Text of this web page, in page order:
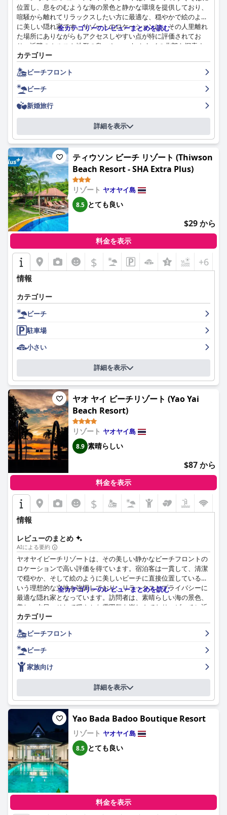
リゾートの際立った特徴は、その卓越したスタッフです。訪問者
は、チームのフレンドリーさ、親切さ、気配りを頻繁に言及しま
す。主要スタッフへの特別な言及は、卓越したサービスを強調
し、温かく歓迎的な雰囲気を作り出しています。スタッフがアク
ティビティを効率的に組織することで、ゲスト体験がさらに豊か
になります。
Wi-Fiサービスについては、良好な接続を体験したゲストもいれ
ば、速度と信頼性の問題に遭遇したゲストもおり、評価が分かれ
ているため、全体的な体験は十分にポジティブです。
リゾートのスパサービスは、特に屋外シャワーの素晴らしさと高
品質のマッサージが高く評価されています。手頃な価格と豊富な
種類のトリートメント、そしてビーチフロントレストランでの楽
しい食事体験が、スパの魅力を高めています。
プール体験は多様で、ヴィラのプライベートプールはその広さと
清潔さが高く評価されています。ただし、メインプールは、改修
とメンテナンスの改善が必要であると指摘されています。
Elixir Resortのプライベートビーチは、手つかずの静かな安息の地
であり、清潔さ、柔らかな砂、そして息を呑むような夕日の眺め
で好評を博しています。何人かのゲストは、岩場の多い海や時折
クラゲがいることを指摘しましたが、これらの小さな懸念は全体
的な体験を大きく損なうものではありません。
家族連れは、リゾートが特に親切で、スタッフが子供に優しい態
度を示し、広々としたヴィラが安全でリラックスした環境を提供
な環境は、家族の絆を深め、リラックスするのに最適です。
要するに、
Yao Yai - SHA Plus)
は、卓越したサービス、美味しい料理、豪華な
宿泊施設、そして静かなビーチフロントという環境で、格別で静
かな隠れ家を提供します。平和で思い出に残る休暇を求めるカッ
位置し、息をのむような海の景色と静かな環境を提供しており、
喧騒から離れてリラックスしたい方に最適な、穏やかで絵のよう
に美しい隠れ家です。リゾートのロケーションは、その人里離れ
た場所にありながらもアクセスしやすい点が特に評価されてお
り、近隣のカルスト地形の島々やコー ヤオ ヤイの北部を探索す
るのに最適な拠点となっています。バンチョンラット桟橋や地元
のショッピング施設へのアクセスも容易で、静かな隠れ家と村の
生活の魅力を兼ね備えています。
バーン タラニャの朝食は概ね好評で、ビュッフェ形式と作りたて
の両方を含む、多様でボリュームのあるセレクションが特徴で
す。ゲストは、景色を楽しみながらビーチで食事を楽しめる点を
高く評価しています。一部のレビューでは、セレクションやタイ
ミングの改善の余地があることが示唆されていますが、全体的な
体験はポジティブで、多くの人がその品質と多様性を称賛してい
ます。
リゾートのレストランでの食事は、賛否両論あります。食事、特
にヨーロッパ料理とタイ料理は、一般的にその品質と風味が高く
評価されていますが、一部のゲストはタイの物価にしては少し高
いと感じています。桟橋と海を見渡せるレストランの雰囲気は、
食事体験を向上させますが、サービスの低下や手際の悪さが指摘
されることもあります。バラエティを求めたり、より予算に優し
い選択肢を求めている方には、近くの別の飲食店が推奨されま
バーン タラニャの客室は、清潔で広々としており、モダンな設備
が整っている点が際立っています。内装は、伝統的なタイの要素
とモダンな快適さを融合させており、多くの客室には、海または
庭園の素晴らしい景色を望む素敵なテラスが付いています。一部
の客室からの直接プールアクセスと快適なベッドは、リラックス
した滞在に貢献しています。硬さに関する報告もありますが、寝
具は概ね肯定的な評価を受けています。
清潔さとメンテナンスは賞賛に値し、ゲストは手入れの行き届い
た客室と美しく整理された敷地を頻繁に指摘しています。清掃さ
れていないコップやビーチの汚染など、いくつかの小さな問題が
言及されていますが、全体的な好印象を大きく損なうものではあ
バーン タラニャのスタッフは、そのフレンドリーさと親切さで際
立っており、行き届いたサービスでゲストの体験を常に向上させ
ています。コミュニケーションの問題が発生することもあります
が、スタッフの温かく歓迎的な態度は、リゾートの魅力を大きく
高めています。
リゾートは、まともなWi-Fi接続を提供していますが、体験は様々
です。安定した強力な接続を報告するゲストもいれば、特にホテ
ルの一部のエリアで速度と信頼性の問題に遭遇するゲストもいま
す。
バーン タラニャのスイミングプールは、その清潔さと広さが高く
評価されており、プライベートでリラックスした体験を提供する
ことがよくあります。手入れの行き届いたプールエリアは、リゾ
ートのビーチへの近さと相まって、ゲストにとって魅力的な環境
を作り出しています。
ビーチフロントのロケーションも魅力で、美しい景色と静かな環
境を提供し、魅力的なビーチバーとレストランがそれを高めてい
ます。ただし、ビーチ自体は、ゴミや潮の状態により、水泳には
あまり適していないと説明されることもあります。より良いビー
チ体験のためには、海岸沿いをさらに探索することをお勧めしま
す。
要するに、バーン タラニャ コー ヤオ ヤイ リゾートは、快適な宿
泊施設、フレンドリーなサービス、楽しいアメニティを備えた、
平和で風光明媚な隠れ家を提供しています。改善の余地がある分
野、特に食事と特定のビーチの側面がありますが、全体的な体験
はポジティブであり、海のそばでのリラックスした休暇を求める
人に好まれる選択肢となっています。
全カテゴリーのレビューまとめを読む
カテゴリー
ビーチフロント
ビーチ
新婚旅行
詳細を表示
ティウソン ビーチ リゾート (Thiwson
Beach Resort - SHA Extra Plus)
リゾート ヤオヤイ島
8.5 とても良い
$29 から
料金を表示
$ +6
情報
カテゴリー
ビーチ
駐車場
小さい
詳細を表示
ヤオ ヤイ ビーチリゾート (Yao Yai
Beach Resort)
リゾート ヤオヤイ島
8.9 素晴らしい
$87 から
料金を表示
$
情報
レビューのまとめ
AIによる要約
ヤオヤイビーチリゾートは、その美しい静かなビーチフロントの
ロケーションで高い評価を得ています。宿泊客は一貫して、清潔
で穏やか、そして絵のように美しいビーチに直接位置していると
いう理想的な立地を強調しており、リラックスとプライバシーに
最適な隠れ家となっています。訪問者は、素晴らしい海の景色、
美しい夕日、そして穏やかな雰囲気を楽しんでおり、ビーチに近
いことから、透き通った海と島の自然の美しさへのアクセスも容
易です。リゾートはまた、手配の行き届いたフレンドリーなスタ
ッフによって強化された、小旅行やシュノーケリングの冒険に便
利な拠点としても機能します。
リゾートのダイニングオプションは好評で、朝食はビーチサイド
の美しい景色の中で楽しめる点で賞賛されています。メニューは
限られていますが、新鮮でおいしい食事が高く評価されていま
す。夕食はより充実した料理体験を提供し、ゲストは手頃な価格
のおいしいタイ料理にしばしば満足しています。ビーチで食事を
する機会は全体的な魅力を高めますが、高価格やメニューの種類
の必要性についての言及も時々あります。
ゲストは、リゾートの客室が快適で広々としており、清潔である
と感じています。多くの客室には、素晴らしい海の景色を望む大
きなバルコニーまたはテラスが付いています。プライベートプー
ルまたは共有プールへの直接アクセスは特に際立っており、贅沢
な雰囲気に貢献しています。客室の古い基準や時折のメンテナン
スの問題についての言及もありますが、一般的なフィードバック
は、行き届いたハウスキーピングによってサポートされている、
宿泊施設の快適さと清潔さを強調しています。
全カテゴリーのレビューまとめを読む
カテゴリー
ビーチフロント
ビーチ
家族向け
詳細を表示
Yao Bada Badoo Boutique Resort
リゾート ヤオヤイ島
8.5 とても良い
料金を表示